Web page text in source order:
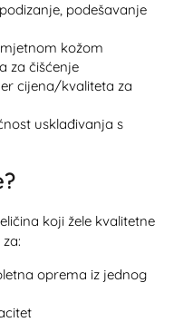
podešavanje
kožom
za čišćenje
cijena/kvaliteta za
usklađivanja s
koji žele kvalitetne
oprema iz jednog